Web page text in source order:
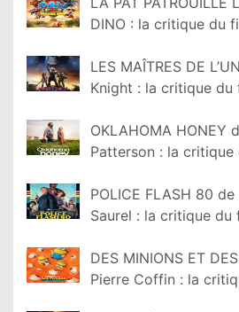
DINO : la critique du
LES MAÎTRES DE
Knight : la critique
OKLAHOMA HONEY
Patterson : la critique
POLICE FLASH 80
Saurel : la critique du
DES MINIONS ET
Pierre Coffin : la